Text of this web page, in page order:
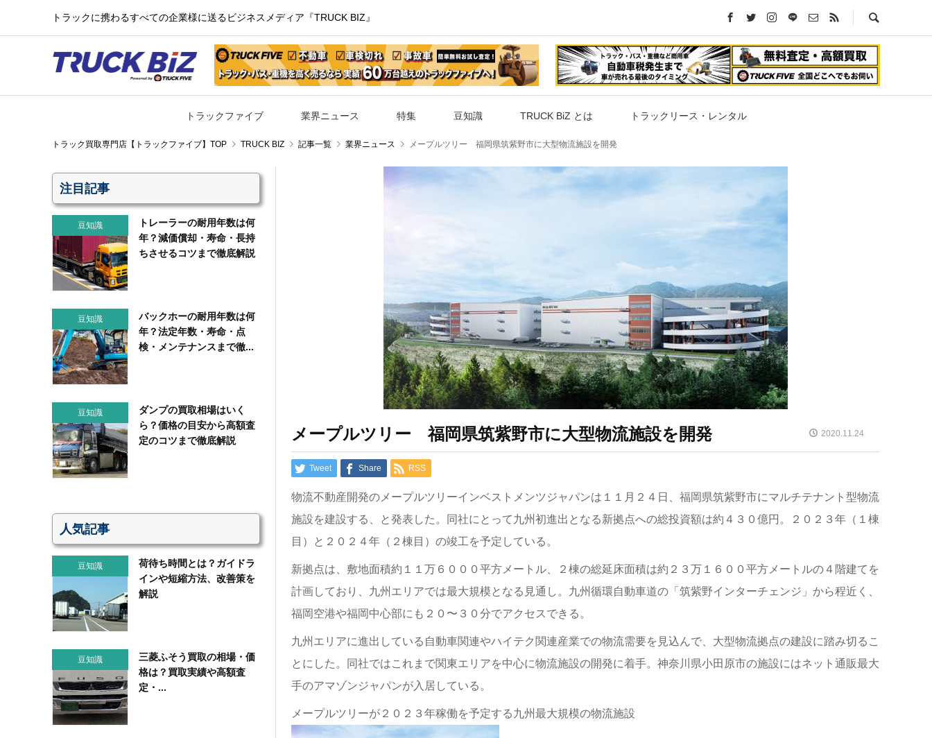
トラックに携わるすべての企業様に送るビジネスメディア『TRUCK BIZ』
トラックファイブ 業界ニュース 特集 豆知識 TRUCK BiZ とは トラックリース・レンタル
TRUCK BIZ 記事一覧 業界ニュース メープルツリー 福岡県筑紫野市に大型物流施設を開発
メープルツリー 福岡県筑紫野市に大型物流施設を開発 2020.11.24
Tweet Share RSS
物流不動産開発のメープルツリーインベストメンツジャパンは１１月２４日、福岡県筑紫野市にマルチテナント型物流
施設を建設する、と発表した。同社にとって九州初進出となる新拠点への総投資額は約４３０億円。２０２３年（１棟
目）と２０２４年（２棟目）の竣工を予定している。
新拠点は、敷地面積約１１万６０００平方メートル、２棟の総延床面積は約２３万１６００平方メートルの４階建てを
計画しており、九州エリアでは最大規模となる見通し。九州循環自動車道の「筑紫野インターチェンジ」から程近く、
福岡空港や福岡中心部にも２０〜３０分でアクセスできる。
九州エリアに進出している自動車関連やハイテク関連産業での物流需要を見込んで、大型物流拠点の建設に踏み切るこ
とにした。同社ではこれまで関東エリアを中心に物流施設の開発に着手。神奈川県小田原市の施設にはネット通販最大
手のアマゾンジャパンが入居している。
メープルツリーが２０２３年稼働を予定する九州最大規模の物流施設
注目記事
豆知識
トレーラーの耐用年数は何
年？減価償却・寿命・長持
ちさせるコツまで徹底解説
豆知識
バックホーの耐用年数は何
年？法定年数・寿命・点
検・メンテナンスまで徹...
豆知識
ダンプの買取相場はいく
ら？価格の目安から高額査
定のコツまで徹底解説
人気記事
豆知識
荷待ち時間とは？ガイドラ
インや短縮方法、改善策を
解説
豆知識
三菱ふそう買取の相場・価
格は？買取実績や高額査
定・...